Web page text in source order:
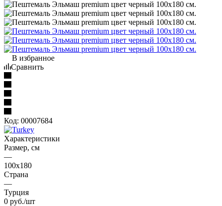
В избранное
Сравнить
Код: 00007684
Характеристики
Размер, см
—
100х180
Страна
—
Турция
0 руб./шт